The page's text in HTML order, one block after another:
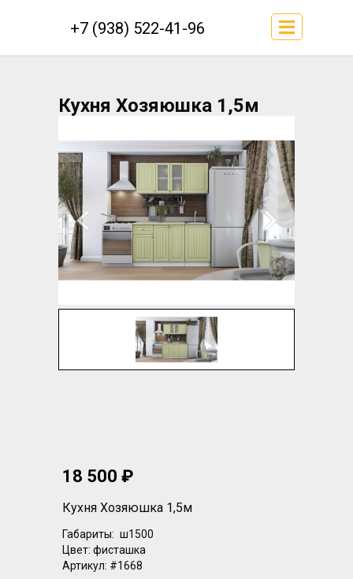
+7 (938) 522-41-96
Кухня Хозяюшка 1,5м
18 500 ₽
Кухня Хозяюшка 1,5м
Габариты: ш1500
Цвет: фисташка
Артикул: #1668